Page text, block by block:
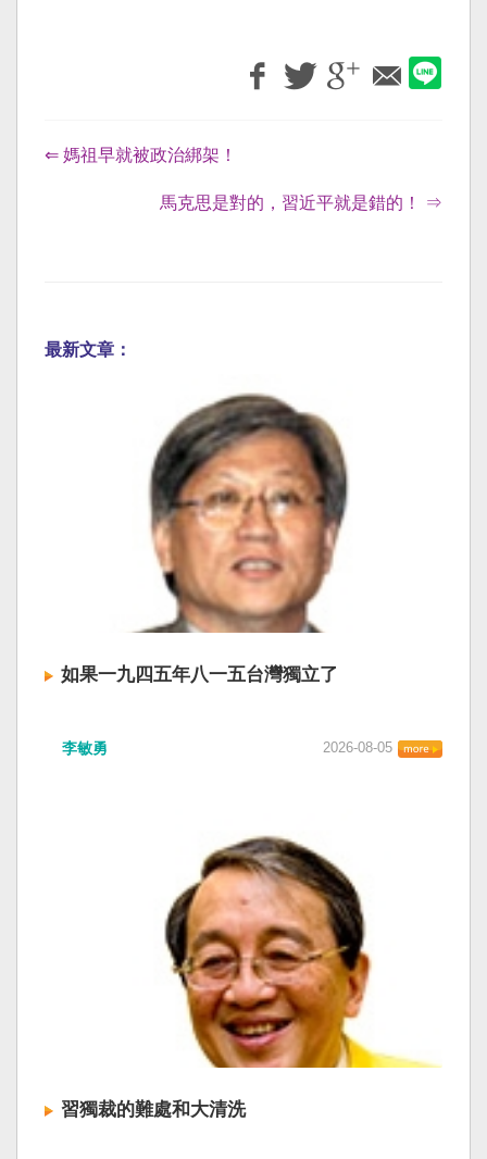
⇐ 媽祖早就被政治綁架！
馬克思是對的，習近平就是錯的！ ⇒
最新文章：
如果一九四五年八一五台灣獨立了
李敏勇 2026-08-05
習獨裁的難處和大清洗